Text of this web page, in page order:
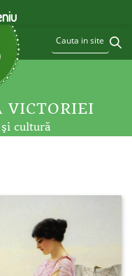
VICTORIEI
cultură